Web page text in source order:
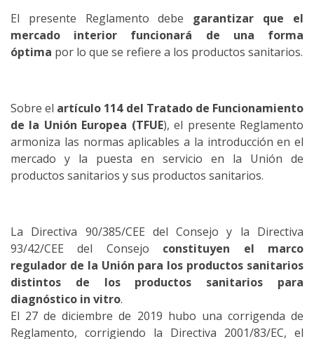
El presente Reglamento debe garantizar que el
mercado interior funcionará de una forma
óptima por lo que se refiere a los productos sanitarios.
Sobre el artículo 114 del Tratado de Funcionamiento
de la Unión Europea (TFUE), el presente Reglamento
armoniza las normas aplicables a la introducción en el
mercado y la puesta en servicio en la Unión de
productos sanitarios y sus productos sanitarios.
La Directiva 90/385/CEE del Consejo y la Directiva
93/42/CEE del Consejo constituyen el marco
regulador de la Unión para los productos sanitarios
distintos de los productos sanitarios para
diagnóstico in vitro.
El 27 de diciembre de 2019 hubo una corrigenda de
Reglamento, corrigiendo la Directiva 2001/83/EC, el